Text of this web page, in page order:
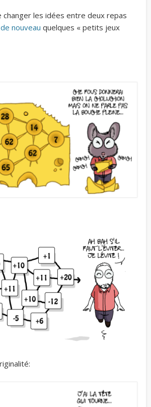
les idées entre deux repas
de nouveau quelques « petits jeux